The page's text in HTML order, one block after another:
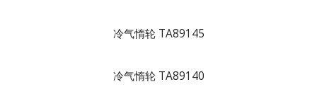
冷气惰轮 TA89145
冷气惰轮 TA89140